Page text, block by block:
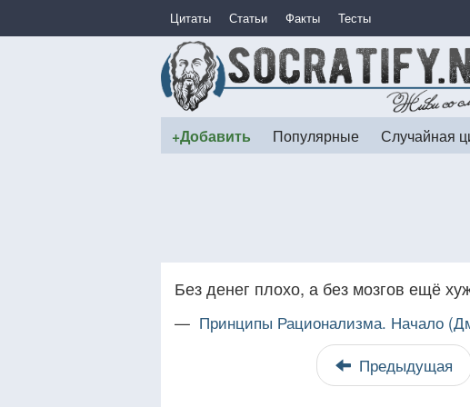
Цитаты Статьи Факты Тесты
+Добавить Популярные Случайная
Без денег плохо, а без мозгов ещё
— Принципы Рационализма. Начало
Предыдущая